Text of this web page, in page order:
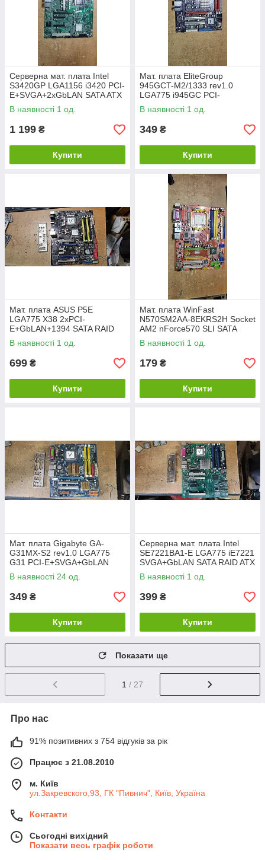
Серверна мат. плата Intel
S3420GP LGA1156 i3420 PCI-
E+SVGA+2xGbLAN SATA ATX
6DDR3 No 212710
В наявності 1 од.
1 199 ₴
Купити
Мат. плата EliteGroup
945GCT-M2/1333 rev1.0
LGA775 i945GC PCI-
E+SVGA+LAN SATA MicroATX
2DDR2 №211511
В наявності 1 од.
349 ₴
Купити
Мат. плата ASUS P5E
LGA775 X38 2xPCI-
E+GbLAN+1394 SATA RAID
ATX 4DDR2 No 221605
В наявності 1 од.
699 ₴
Купити
Мат. плата WinFast
N570SM2AA-8EKRS2H Socket
AM2 nForce570 SLI SATA
RAID ATX 4DDR2 No
НР212012
В наявності 1 од.
179 ₴
Купити
Мат. плата Gigabyte GA-
G31MX-S2 rev1.0 LGA775
G31 PCI-E+SVGA+GbLAN
SATA MicroATX 2DDR2 No
222705
В наявності 24 од.
349 ₴
Купити
Серверна мат. плата Intel
SE7221BA1-E LGA775 iE7221
SVGA+GbLAN SATA RAID ATX
4DDR2 No 222705
В наявності 1 од.
399 ₴
Купити
Показати ще
1 / 27
Про нас
91% позитивних з 754 відгуків за рік
Працює з 21.08.2010
м. Київ
ул.Закревского,93, ГК "Пивнич", Київ, Україна
Контакти
Сьогодні вихідний
Показати весь графік роботи